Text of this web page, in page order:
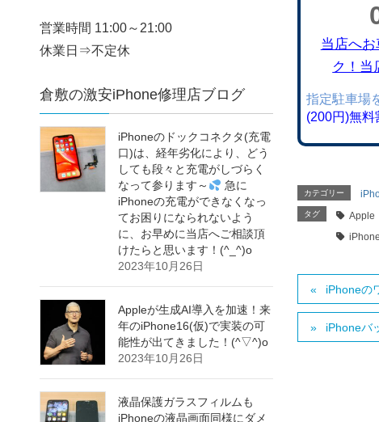
当店へ
ク！当
指定駐車場
(200円)無料
カテゴリー
タグ Apple
iPhoneの
iPhoneバ
営業時間 11:00～21:00
休業日⇒不定休
倉敷の激安iPhone修理店ブログ
iPhoneのドックコネクタ(充電
口)は、経年劣化により、どう
しても段々と充電がしづらく
なって参ります～
急に
iPhoneの充電ができなくなっ
てお困りになられないよう
に、お早めに当店へご相談頂
けたらと思います！(^_^)o
2023年10月26日
Appleが生成AI導入を加速！来
年のiPhone16(仮)で実装の可
能性が出てきました！(^▽^)o
2023年10月26日
液晶保護ガラスフィルムも
iPhoneの液晶画面同様にダメ